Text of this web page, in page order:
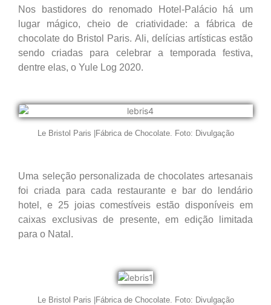
Nos bastidores do renomado Hotel-Palácio há um
lugar mágico, cheio de criatividade: a fábrica de
chocolate do Bristol Paris. Ali, delícias artísticas estão
sendo criadas para celebrar a temporada festiva,
dentre elas, o Yule Log 2020.
Le Bristol Paris |Fábrica de Chocolate. Foto: Divulgação
Uma seleção personalizada de chocolates artesanais
foi criada para cada restaurante e bar do lendário
hotel, e 25 joias comestíveis estão disponíveis em
caixas exclusivas de presente, em edição limitada
para o Natal.
Le Bristol Paris |Fábrica de Chocolate. Foto: Divulgação